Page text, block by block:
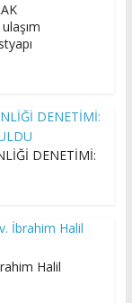
DENETİMİ:
Halil